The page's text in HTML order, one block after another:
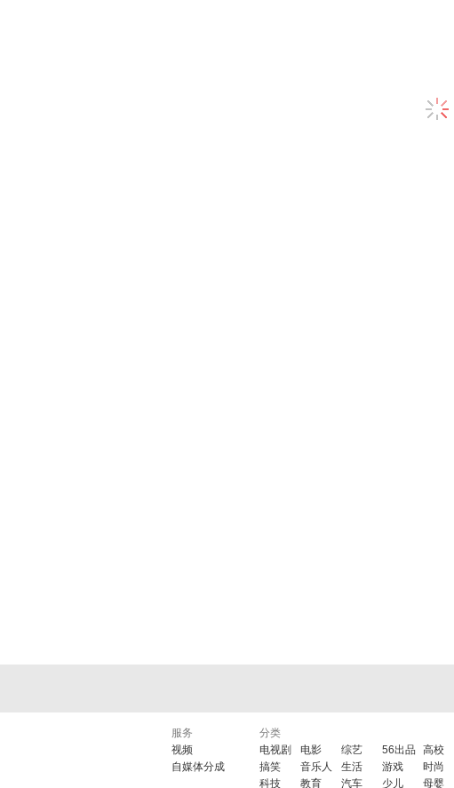
服务
视频
自媒体分成
分类
电视剧
电影 综艺 56出品 高校
搞笑
音乐人 生活 游戏 时尚
科技
教育 汽车 少儿 母婴